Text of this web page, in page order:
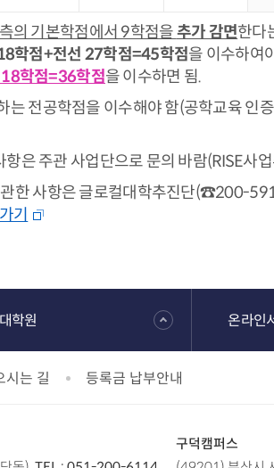
의 기본학점에서 9학점을추가 감면한다
학점+전선 27학점=45학점을 이수하여
학점=36학점을 이수하면 됨.
전공학점을 이수해야 함(공학교육 인
항은 주관 사업단으로 문의 바람(RISE
한 사항은 글로컬대학추진단(☎200-
기
시는 길 등록금 납부안내
대학원 온라인
구덕캠퍼스